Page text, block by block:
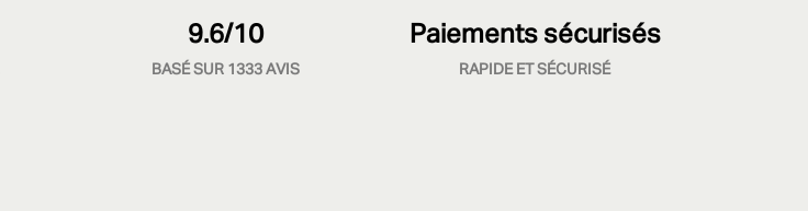
9.6/10
BASÉ SUR 1333 AVIS
Paiements sécurisés
RAPIDE ET SÉCURISÉ